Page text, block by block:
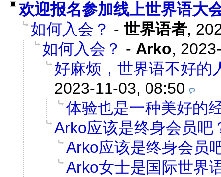
欢迎报名参加线上世界语大
如何入会？ - 世界语者,
如何入会？ - Arko,
好麻烦，世界语不好的
2023-11-03, 08:50
体验也是一种美好的
Arko应该是终身会员吧
Arko应该是终身会员
Arko女士是国际世界